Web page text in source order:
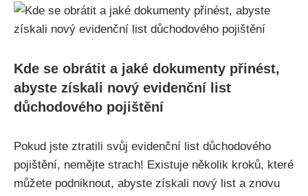
Kde se obrátit a jaké dokumenty přinést,
abyste získali nový evidenční list
důchodového pojištění
Pokud jste ztratili svůj evidenční list důchodového
pojištění, nemějte strach! Existuje několik kroků, které
můžete podniknout, abyste získali nový list a znovu